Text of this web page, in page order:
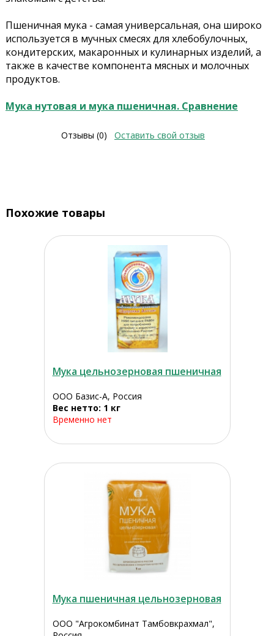
Пшеничная мука - самая универсальная, она широко
используется в мучных смесях для хлебобулочных,
кондитерских, макаронных и кулинарных изделий, а
также в качестве компонента мясных и молочных
продуктов.
Мука нутовая и мука пшеничная. Сравнение
Отзывы (0) Оставить свой отзыв
Похожие товары
Мука цельнозерновая пшеничная
ООО Базис-А, Россия
Вес нетто: 1 кг
Временно нет
Мука пшеничная цельнозерновая
ООО "Агрокомбинат Тамбовкрахмал",